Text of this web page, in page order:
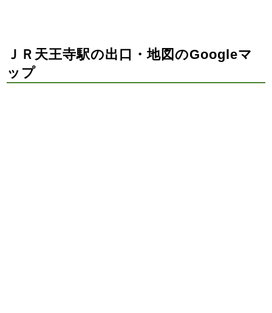
ＪＲ天王寺駅の出口・地図のGoogleマ
ップ